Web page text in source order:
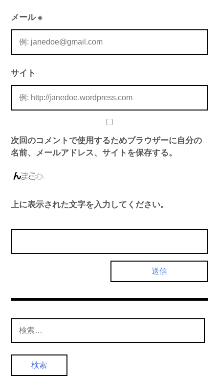
メール※
サイト
次回のコメントで使用するためブラウザーに自分の
名前、メールアドレス、サイトを保存する。
上に表示された文字を入力してください。
索: